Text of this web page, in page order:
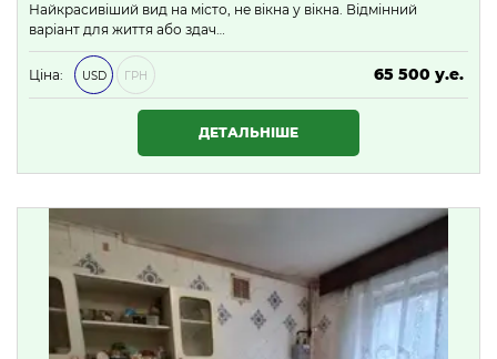
Найкрасивіший вид на місто, не вікна у вікна. Відмінний
варіант для життя або здач…
Ціна: USD ГРН
65 500 у.е.
2 816 500 ₴
ДЕТАЛЬНІШЕ